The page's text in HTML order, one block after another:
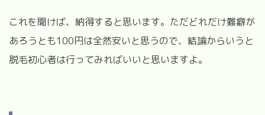
これを聞けば、納得すると思います。ただどれだけ難癖が
あろうとも100円は全然安いと思うので、結論からいうと
脱毛初心者は行ってみればいいと思いますよ。